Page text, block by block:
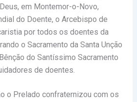
em Montemor-o-Novo,
do Doente, o Arcebispo de
por todos os doentes da
o Sacramento da Santa Unção
do Santíssimo Sacramento
de doentes.
o Prelado confraternizou com os